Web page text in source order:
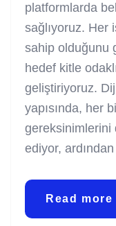
platformlarda
sağlıyoruz. Her
sahip olduğunu
hedef kitle
geliştiriyoruz.
yapısında, her
gereksinimlerini
ediyor,
Read more